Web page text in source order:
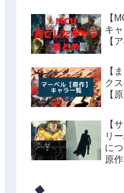
【
キ
【
【
ク
【
【
リ
に
原作